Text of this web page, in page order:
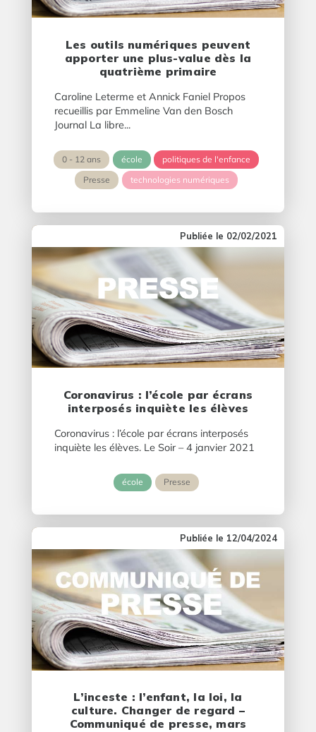
Les outils numériques peuvent
apporter une plus-value dès la
quatrième primaire
Caroline Leterme et Annick Faniel Propos
recueillis par Emmeline Van den Bosch
Journal La libre...
0 - 12 ans école
politiques de l'enfance
Presse
technologies numériques
02/02/2021
Coronavirus : l’école par écrans
interposés inquiète les élèves
Coronavirus : l’école par écrans interposés
inquiète les élèves. Le Soir – 4 janvier 2021
école Presse
12/04/2024
L’inceste : l’enfant, la loi, la
culture. Changer de regard –
Communiqué de presse, mars